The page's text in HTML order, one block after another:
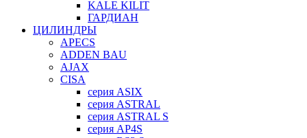
KALE KILIT
ГАРДИАН
ЦИЛИНДРЫ
APECS
ADDEN BAU
AJAX
CISA
серия ASIX
серия ASTRAL
серия ASTRAL S
серия AP4S